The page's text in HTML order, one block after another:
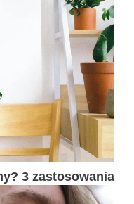
3 zastosowania